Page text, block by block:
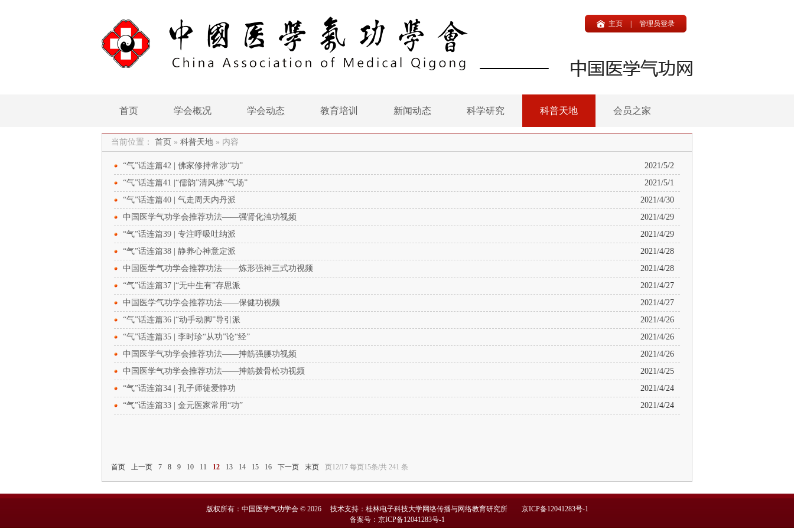
主页 管理员登录
首页 学会概况 学会动态 教育培训 新闻动态 科学研究 科普天地 会员之家
当前位置： 首页 » 科普天地 » 内容
“气”话连篇42 | 佛家修持常涉“功”
2021/5/2
“气”话连篇41 |“儒韵”清风拂“气场”
2021/5/1
“气”话连篇40 | 气走周天内丹派
2021/4/30
中国医学气功学会推荐功法——强肾化浊功视频
2021/4/29
“气”话连篇39 | 专注呼吸吐纳派
2021/4/29
“气”话连篇38 | 静养心神意定派
2021/4/28
中国医学气功学会推荐功法——炼形强神三式功视频
2021/4/28
“气”话连篇37 |“无中生有”存思派
2021/4/27
中国医学气功学会推荐功法——保健功视频
2021/4/27
“气”话连篇36 |“动手动脚”导引派
2021/4/26
“气”话连篇35 | 李时珍“从功”论“经”
2021/4/26
中国医学气功学会推荐功法——抻筋强腰功视频
2021/4/26
中国医学气功学会推荐功法——抻筋拨骨松功视频
2021/4/25
“气”话连篇34 | 孔子师徒爱静功
2021/4/24
“气”话连篇33 | 金元医家常用“功”
2021/4/24
首页 上一页 7 8 9 10 11 12 13 14 15 16 下一页 末页 页12/17 每页15条/共 241 条
版权所有：中国医学气功学会 © 2026 技术支持：桂林电子科技大学网络传播与网络教育研究所 京ICP备12041283号-1
备案号：京ICP备12041283号-1